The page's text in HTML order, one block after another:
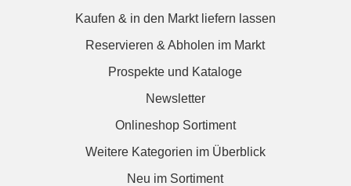
Kaufen & in den Markt liefern lassen
Reservieren & Abholen im Markt
Prospekte und Kataloge
Newsletter
Onlineshop Sortiment
Weitere Kategorien im Überblick
Neu im Sortiment